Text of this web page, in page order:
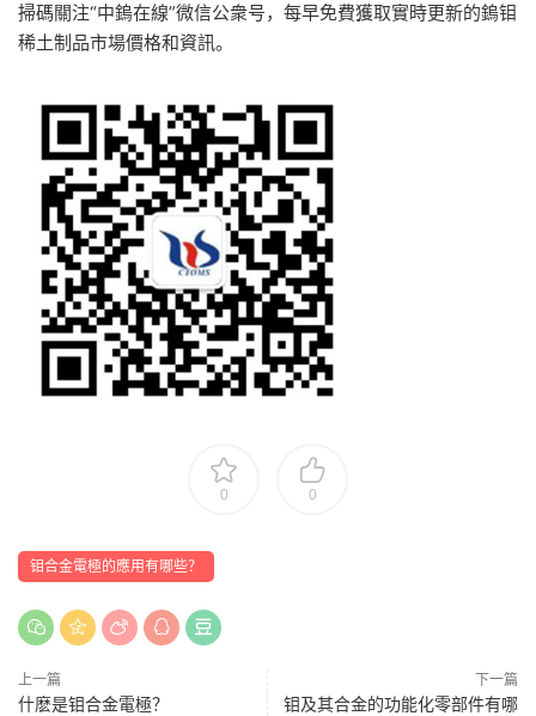
掃碼關注“中鎢在線”微信公衆号，每早免費獲取實時更新的鎢钼
稀土制品市場價格和資訊。
0 0
钼合金電極的應用有哪些？
上一篇
什麽是钼合金電極？
下一篇
钼及其合金的功能化零部件有哪